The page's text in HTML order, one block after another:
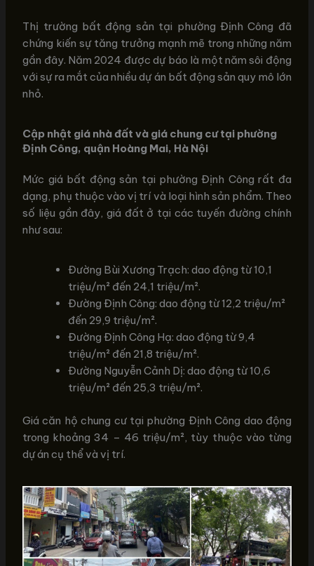
Thị trường bất động sản tại phường Định Công đã
chứng kiến sự tăng trưởng mạnh mẽ trong những năm
gần đây. Năm 2024 được dự báo là một năm sôi động
với sự ra mắt của nhiều dự án bất động sản quy mô lớn
nhỏ.
Cập nhật giá nhà đất và giá chung cư tại phường
Định Công, quận Hoàng Mai, Hà Nội
Mức giá bất động sản tại phường Định Công rất đa
dạng, phụ thuộc vào vị trí và loại hình sản phẩm. Theo
số liệu gần đây, giá đất ở tại các tuyến đường chính
như sau:
Đường Bùi Xương Trạch: dao động từ 10,1
triệu/m² đến 24,1 triệu/m².
Đường Định Công: dao động từ 12,2 triệu/m²
đến 29,9 triệu/m².
Đường Định Công Hạ: dao động từ 9,4
triệu/m² đến 21,8 triệu/m².
Đường Nguyễn Cảnh Dị: dao động từ 10,6
triệu/m² đến 25,3 triệu/m².
Giá căn hộ chung cư tại phường Định Công dao động
trong khoảng 34 – 46 triệu/m², tùy thuộc vào từng
dự án cụ thể và vị trí.